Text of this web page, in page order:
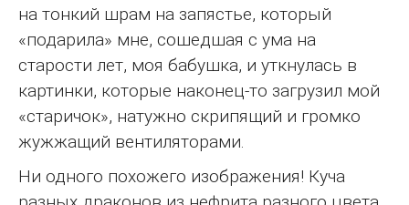
на тонкий шрам на запястье, который
«подарила» мне, сошедшая с ума на
старости лет, моя бабушка, и уткнулась в
картинки, которые наконец-то загрузил мой
«старичок», натужно скрипящий и громко
жужжащий вентиляторами.
Ни одного похожего изображения! Куча